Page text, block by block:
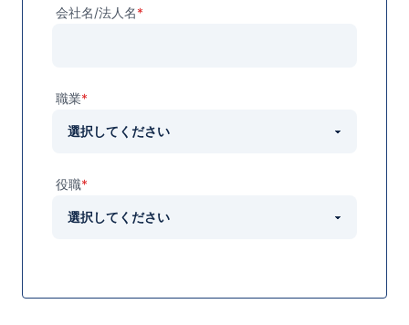
会社名/法人名*
職業*
役職*